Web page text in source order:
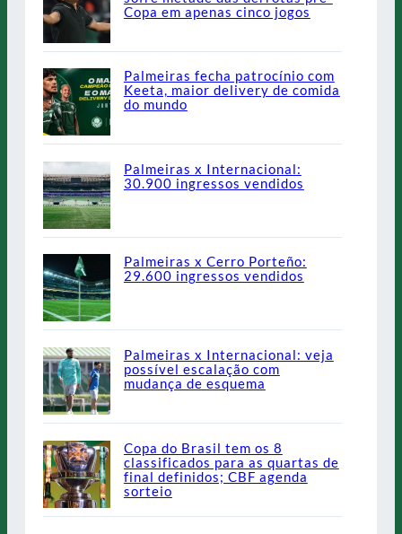
Copa em apenas cinco jogos
Palmeiras fecha patrocínio com
Keeta, maior delivery de comida
do mundo
Palmeiras x Internacional:
30.900 ingressos vendidos
Palmeiras x Cerro Porteño:
29.600 ingressos vendidos
Palmeiras x Internacional: veja
possível escalação com
mudança de esquema
Copa do Brasil tem os 8
classificados para as quartas de
final definidos; CBF agenda
sorteio